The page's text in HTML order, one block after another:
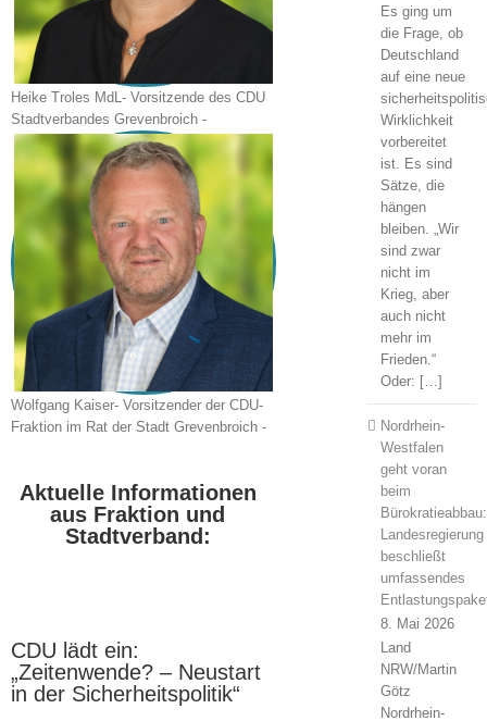
Heike Troles MdL - Vorsitzende des CDU
Stadtverbandes Grevenbroich -
Wolfgang Kaiser- Vorsitzender der CDU-
Fraktion im Rat der Stadt Grevenbroich -
Aktuelle Informationen
aus Fraktion und
Stadtverband:
CDU lädt ein:
„Zeitenwende? – Neustart
in der Sicherheitspolitik“
Es ging um
die Frage, ob
Deutschland
auf eine neue
Wirklichkeit
vorbereitet
ist. Es sind
Sätze, die
hängen
bleiben. „Wir
sind zwar
nicht im
Krieg, aber
auch nicht
mehr im
Frieden.“
Oder: […]
Nordrhein-
Westfalen
geht voran
beim
Bürokratieabbau:
Landesregierung
beschließt
umfassendes
8. Mai 2026
Land
NRW/Martin
Götz
Nordrhein-